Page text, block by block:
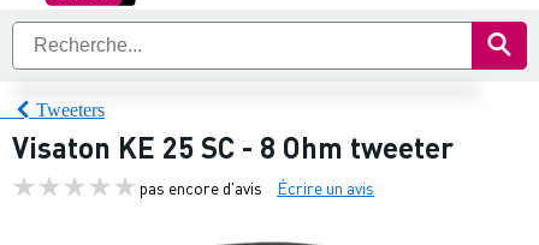
Tweeters
Visaton KE 25 SC - 8 Ohm tweeter
pas encore d'avis Écrire un avis